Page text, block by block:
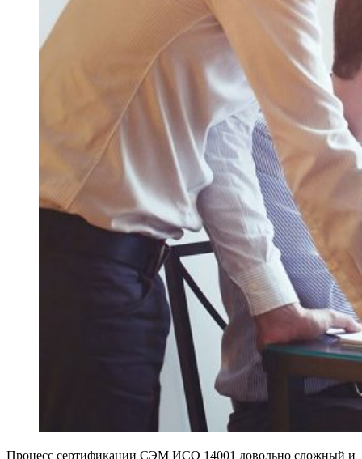
Процесс сертификации СЭМ ИСО 14001 довольно сложный и